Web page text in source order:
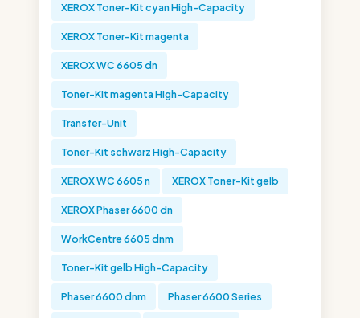
XEROX Toner-Kit cyan High-Capacity
XEROX Toner-Kit magenta
XEROX WC 6605 dn
Toner-Kit magenta High-Capacity
Transfer-Unit
Toner-Kit schwarz High-Capacity
XEROX WC 6605 n XEROX Toner-Kit gelb
XEROX Phaser 6600 dn
WorkCentre 6605 dnm
Toner-Kit gelb High-Capacity
Phaser 6600 dnm Phaser 6600 Series